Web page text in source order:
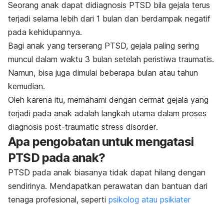
Seorang anak dapat didiagnosis PTSD bila gejala terus
terjadi selama lebih dari 1 bulan dan berdampak negatif
pada kehidupannya.
Bagi anak yang terserang PTSD, gejala paling sering
muncul dalam waktu 3 bulan setelah peristiwa traumatis.
Namun, bisa juga dimulai beberapa bulan atau tahun
kemudian.
Oleh karena itu, memahami dengan cermat gejala yang
terjadi pada anak adalah langkah utama dalam proses
diagnosis post-traumatic stress disorder.
Apa pengobatan untuk mengatasi
PTSD pada anak?
PTSD pada anak biasanya tidak dapat hilang dengan
sendirinya. Mendapatkan perawatan dan bantuan dari
tenaga profesional, seperti psikolog atau psikiater